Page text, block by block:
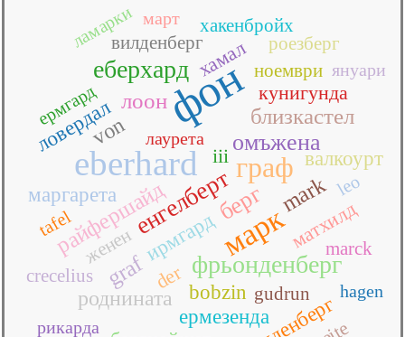
фон
eberhard
марк
граф
еберхард
фрьонденберг
енгелбертберг
омъжена
graf
mark
близкастел
лоон
райфершайд
von
роднината bobzin
валкоурт
ермезенда
ирмгард
ловердал
маргарета
der
iii
кунигунда
матхилд
хамал
crecelius
gudrun
marck
вилденберг
женен
ноември
роезберг
хакенбройх
hagen
leo
tafel
ермгард
ламарки
лаурета
март
рикарда
януари